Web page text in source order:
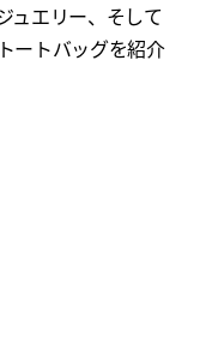
ュエリー、そして
ートバッグを紹介